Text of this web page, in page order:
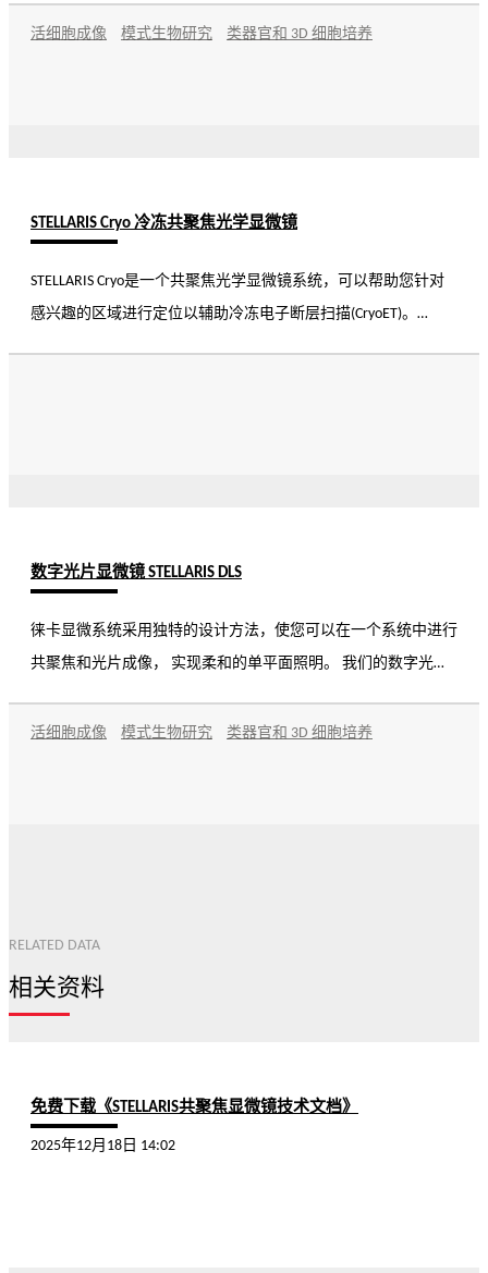
活细胞成像 模式生物研究 类器官和 3D 细胞培养
STELLARIS Cryo 冷冻共聚焦光学显微镜
STELLARIS Cryo是一个共聚焦光学显微镜系统，可以帮助您针对
感兴趣的区域进行定位以辅助冷冻电子断层扫描(CryoET)。
数字光片显微镜 STELLARIS DLS
徕卡显微系统采用独特的设计方法，使您可以在一个系统中进行
共聚焦和光片成像， 实现柔和的单平面照明。 我们的数字光片
系统中，也可以作为两种系统的升级。 这样，您就可以受益于
活细胞成像 模式生物研究 类器官和 3D 细胞培养
RELATED DATA
相关资料
免费下载《STELLARIS共聚焦显微镜技术文档》
2025年12月18日 14:02